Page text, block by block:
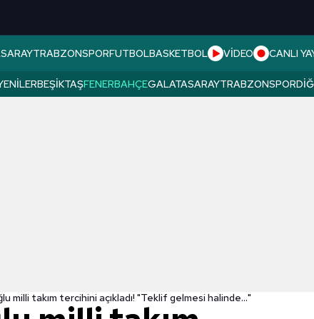
TRABZONSPORFUTBOLBASKETBOL VİDEO CANLI
BEŞIKTAŞFENERBAHÇEGALATASARAYTRABZONSPOR
milli takım tercihini açıkladı! "Teklif gelmesi halinde..."